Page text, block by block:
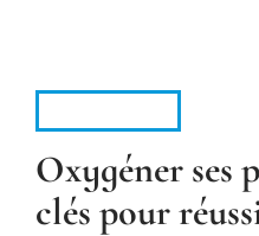
Oxygéner ses
clés pour